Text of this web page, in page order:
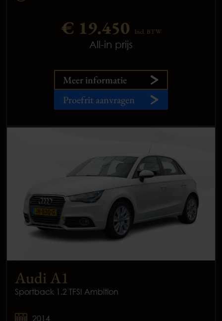
€ 19.450 Incl. BTW
All-in prijs
Meer informatie
Proefrit aanvragen
Audi A1
Sportback 1.2 TFSI Ambition
2014